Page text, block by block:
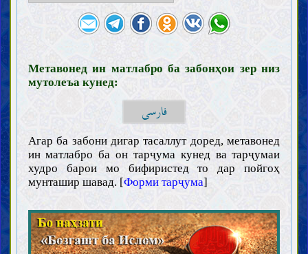
Метавонед ин матлабро ба забонҳои зер низ
мутолеъа кунед:
فارسی
Агар ба забони дигар тасаллут доред, метавонед
ин матлабро ба он тарҷума кунед ва тарҷумаи
худро барои мо бифиристед то дар пойгоҳ
мунташир шавад. [Форми тарҷума]
Зарурат ва чигунагии касби илм (иҷтиҳод)
Мавонеъи касби илм
Тақлид
Ҳуҷҷат
Китоби Худованд
Далолати бархи оёти Қуръон
Зарурат ва сифоти халифаи Худованд
Тариқаи шинохти халифаи Худованд (мӯъҷиза ва нас)
Ривоёти расида аз хулафоъи Худованд (воҳид ва мутавотир)
Ақойид
Шинохти Худованд (вуҷуд, сифот ва афъол)
Шинохти хулафоъи Худованд
Паёмбарон
Паёмбари хотам
Вежагиҳои Паёмбари хотам
Ёрон ва ҳамсарони Паёмбари хотам